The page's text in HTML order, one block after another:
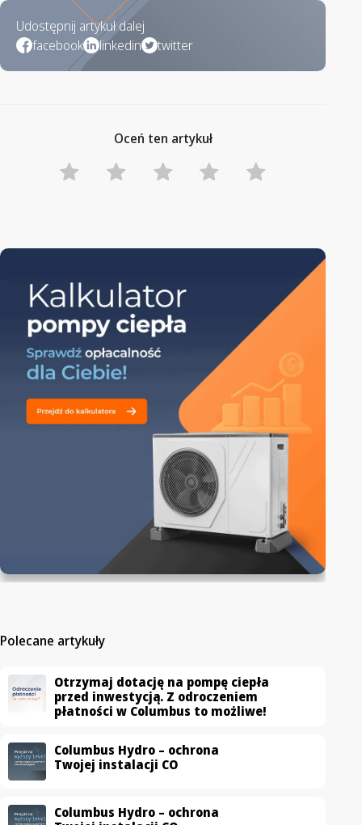
Udostępnij artykuł dalej
facebook
linkedin twitter
Oceń ten artykuł
Polecane artykuły
Otrzymaj dotację na pompę ciepła
przed inwestycją. Z odroczeniem
płatności w Columbus to możliwe!
Columbus Hydro – ochrona
Twojej instalacji CO
Columbus Hydro – ochrona